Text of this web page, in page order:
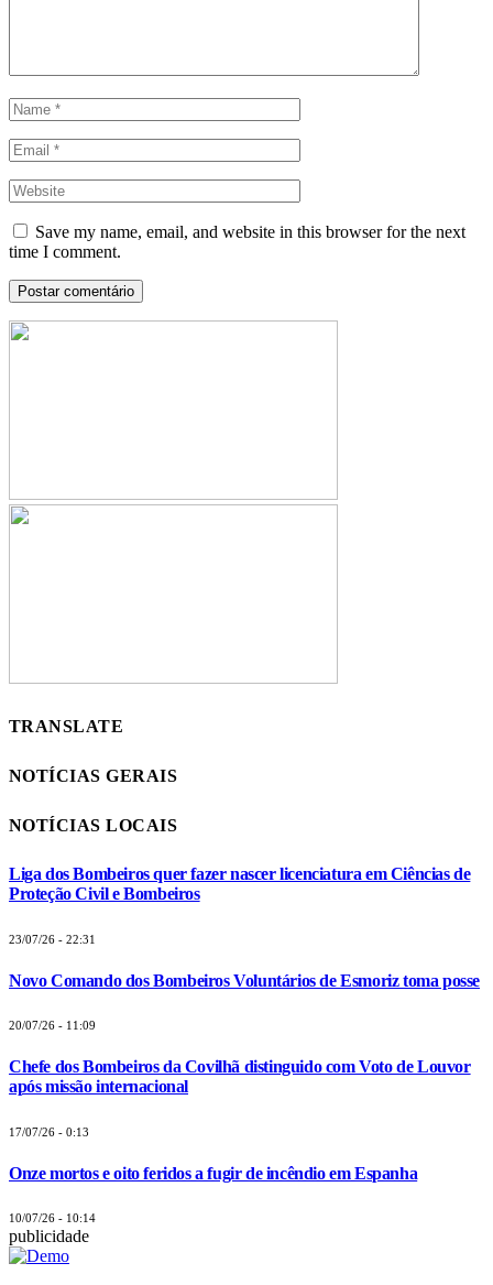
Save my name, email, and website in this browser for the next
time I comment.
TRANSLATE
NOTÍCIAS GERAIS
NOTÍCIAS LOCAIS
Liga dos Bombeiros quer fazer nascer licenciatura em Ciências de
Proteção Civil e Bombeiros
23/07/26 - 22:31
Novo Comando dos Bombeiros Voluntários de Esmoriz toma posse
20/07/26 - 11:09
Chefe dos Bombeiros da Covilhã distinguido com Voto de Louvor
após missão internacional
17/07/26 - 0:13
Onze mortos e oito feridos a fugir de incêndio em Espanha
10/07/26 - 10:14
publicidade